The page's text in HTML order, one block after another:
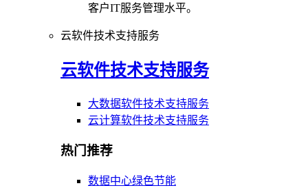
客户IT服务管理水平。
云软件技术支持服务
云软件技术支持服务
大数据软件技术支持服务
云计算软件技术支持服务
热门推荐
数据中心绿色节能